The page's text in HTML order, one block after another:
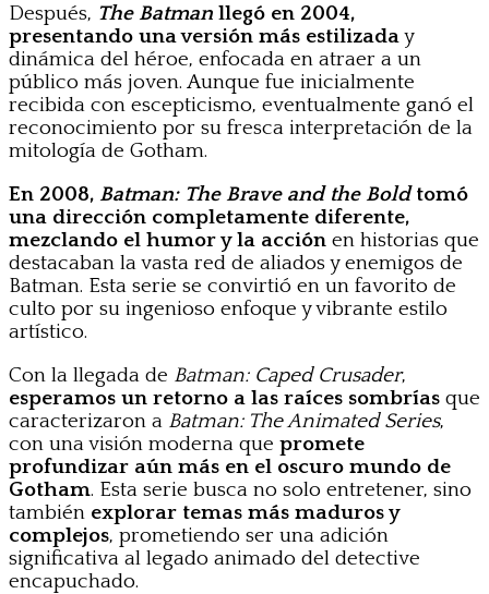
Después, The Batman llegó en 2004,
presentando una versión más estilizaday
dinámica del héroe, enfocada en atraer a un
público más joven. Aunque fue inicialmente
recibida con escepticismo, eventualmente ganó el
reconocimiento por su fresca interpretación de la
mitología de Gotham.
En 2008, Batman: The Brave and the Boldtomó
una dirección completamente diferente,
mezclando el humor y la acción en historias que
destacaban la vasta red de aliados y enemigos de
Batman. Esta serie se convirtió en un favorito de
culto por su ingenioso enfoque y vibrante estilo
artístico.
Con la llegada de Batman: Caped Crusader,
esperamos un retorno a las raíces sombrías que
caracterizaron a Batman: The Animated Series,
con una visión moderna que promete
profundizar aún más en el oscuro mundo de
Gotham. Esta serie busca no solo entretener, sino
también explorar temas más maduros y
complejos, prometiendo ser una adición
significativa al legado animado del detective
encapuchado.